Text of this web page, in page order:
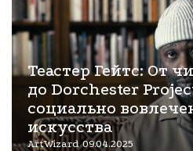
Теастер Гейтс: От
до Dorchester
социально
искусства
ArtWizard 09.04.2025